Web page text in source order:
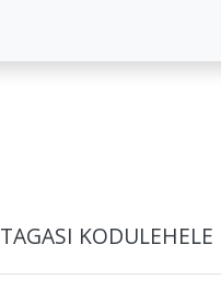
TAGASI KODULEHELE